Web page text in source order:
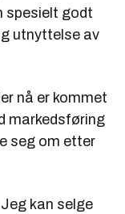
spesielt godt
utnyttelse av
nå er kommet
markedsføring
seg om etter
kan selge